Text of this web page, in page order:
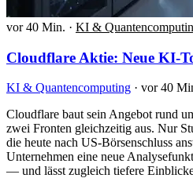
vor 40 Min. · KI &
Cloudflare Aktie: Neue KI-
KI & Quantencomputing · vor 40
Cloudflare baut sein Angebot rund
zwei Fronten gleichzeitig aus. Nur
die heute nach US-Börsenschluss
Unternehmen eine neue
— und lässt zugleich tiefere